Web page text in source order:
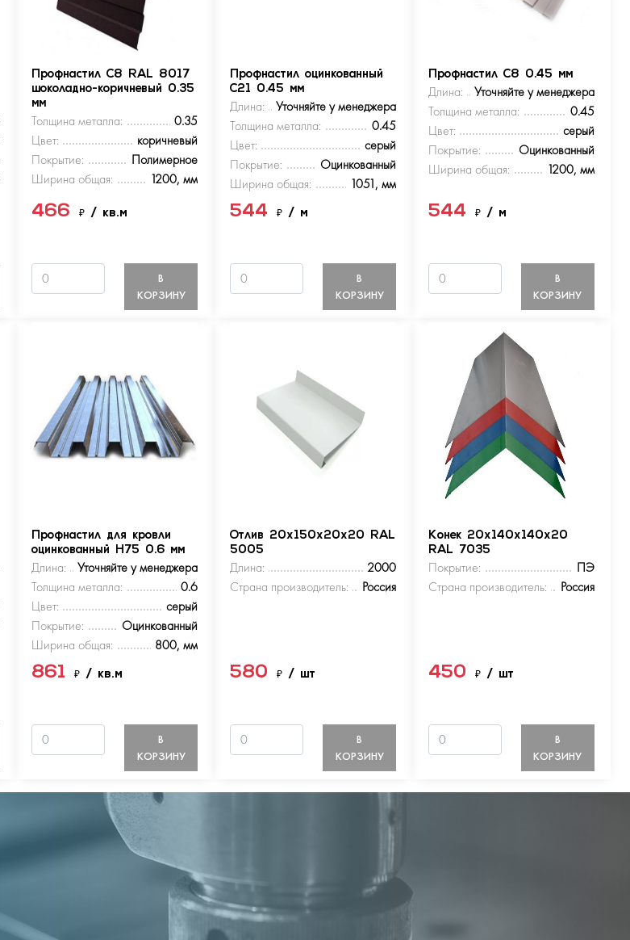
Профнастил С8 RAL 8017
шоколадно-коричневый 0.35
мм
Толщина металла:
0.35
Цвет:
коричневый
Покрытие:
Полимерное
Ширина общая:
1200, мм
466₽/ кв.м
В
КОРЗИНУ
Профнастил оцинкованный
С21 0.45 мм
Длина:
Уточняйте у менеджера
Толщина металла:
0.45
Цвет:
серый
Покрытие:
Оцинкованный
Ширина общая:
1051, мм
544₽/ м
В
КОРЗИНУ
Профнастил С8 0.45 мм
Длина:
Уточняйте у менеджера
Толщина металла:
0.45
Цвет:
серый
Покрытие:
Оцинкованный
Ширина общая:
1200, мм
544 ₽ / м
В
КОРЗИНУ
Профнастил для кровли
оцинкованный Н75 0.6 мм
Длина:
Уточняйте у менеджера
Толщина металла:
0.6
Цвет:
серый
Покрытие:
Оцинкованный
Ширина общая:
800, мм
861₽/ кв.м
В
КОРЗИНУ
Отлив 20х150х20х20 RAL
5005
Длина:
2000
Страна производитель:
Россия
580₽/ шт
В
КОРЗИНУ
Конек 20х140х140х20
RAL 7035
Покрытие:
ПЭ
Страна производитель:
Россия
450 ₽ / шт
В
КОРЗИНУ